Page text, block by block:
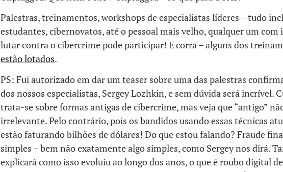
Palestras, treinamentos, workshops de especialistas líderes – tudo
estudantes, cibernovatos, até o pessoal mais velho, qualquer um com
lutar contra o cibercrime pode participar! E corra – alguns dos
estão lotados.
PS: Fui autorizado em dar um teaser sobre uma das palestras
dos nossos especialistas, Sergey Lozhkin, e sem dúvida será incrível.
trata-se sobre formas antigas de cibercrime, mas veja que “antigo”
irrelevante. Pelo contrário, pois os bandidos usando essas técnicas
estão faturando bilhões de dólares! Do que estou falando? Fraude
simples – bem não exatamente algo simples, como Sergey nos dirá.
explicará como isso evoluiu ao longo dos anos, o que é roubo digital